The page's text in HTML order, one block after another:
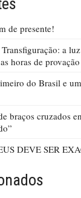
de presente!
a
horas de provação
do Brasil e
braços cruzados
DEVE SER